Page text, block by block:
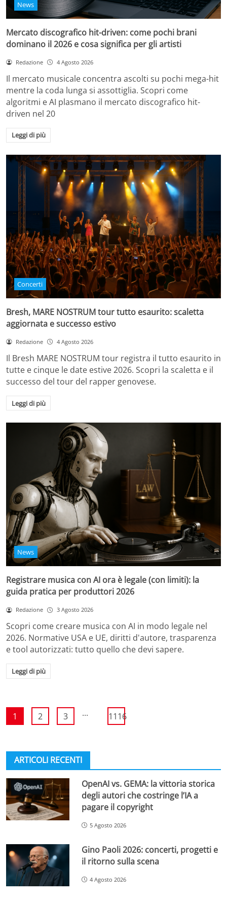
News
Mercato discografico hit-driven: come pochi brani
dominano il 2026 e cosa significa per gli artisti
Redazione 4 Agosto 2026
Il mercato musicale concentra ascolti su pochi mega-hit
mentre la coda lunga si assottiglia. Scopri come
algoritmi e AI plasmano il mercato discografico hit-
driven nel 20
Leggi di più
Concerti
Bresh, MARE NOSTRUM tour tutto esaurito: scaletta
aggiornata e successo estivo
Redazione 4 Agosto 2026
Il Bresh MARE NOSTRUM tour registra il tutto esaurito in
tutte e cinque le date estive 2026. Scopri la scaletta e il
successo del tour del rapper genovese.
Leggi di più
News
Registrare musica con AI ora è legale (con limiti): la
guida pratica per produttori 2026
Redazione 3 Agosto 2026
Scopri come creare musica con AI in modo legale nel
2026. Normative USA e UE, diritti d'autore, trasparenza
e tool autorizzati: tutto quello che devi sapere.
Leggi di più
1 2 3 ... 1116
ARTICOLI RECENTI
OpenAI vs. GEMA: la vittoria storica
degli autori che costringe l’IA a
pagare il copyright
5 Agosto 2026
Gino Paoli 2026: concerti, progetti e
il ritorno sulla scena
4 Agosto 2026